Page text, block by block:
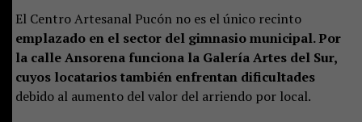
El Centro Artesanal Pucón no es el único recinto
emplazado en el sector del gimnasio municipal. Por
la calle Ansorena funciona la Galería Artes del Sur,
cuyos locatarios también enfrentan dificultades
debido al aumento del valor del arriendo por local.